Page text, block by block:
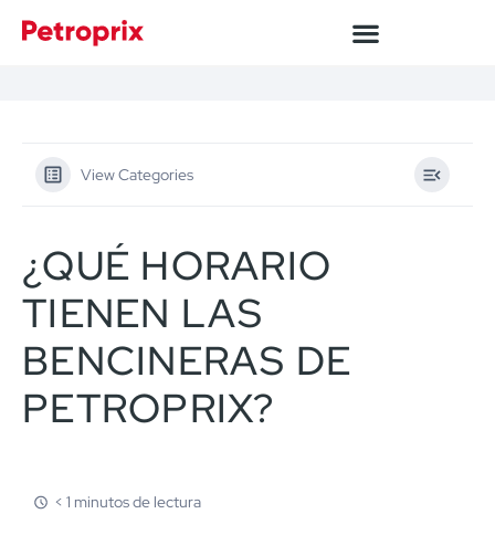
View Categories
¿QUÉ HORARIO
TIENEN LAS
BENCINERAS DE
PETROPRIX?
< 1 minutos de lectura